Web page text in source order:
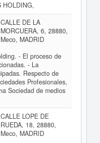
HOLDING,
CALLE DE LA
MORCUERA, 6, 28880,
Meco, MADRID
- El proceso de
- La
Respecto de
Profesionales,
Sociedad de medios
CALLE LOPE DE
RUEDA, 18, 28880,
Meco, MADRID